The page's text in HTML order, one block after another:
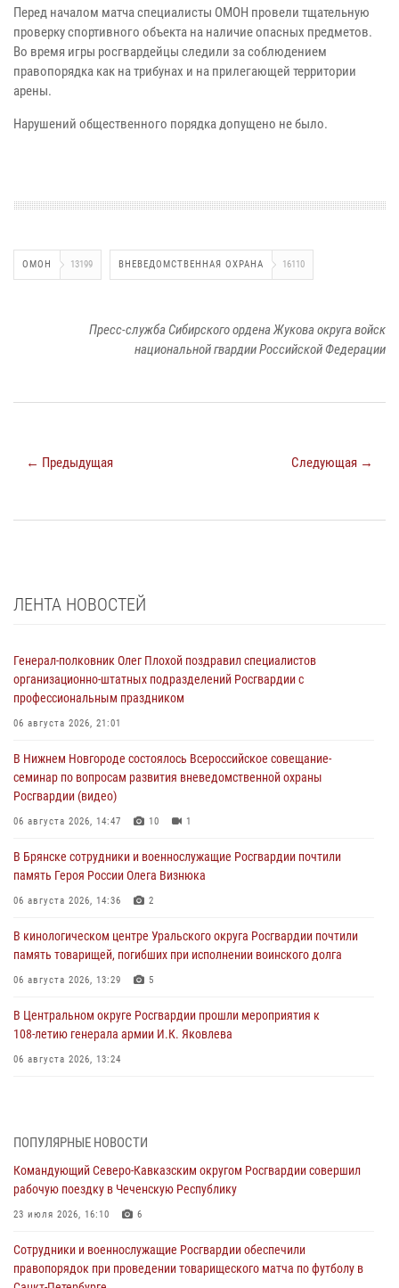
Перед началом матча специалисты ОМОН провели тщательную
проверку спортивного объекта на наличие опасных предметов.
Во время игры росгвардейцы следили за соблюдением
правопорядка как на трибунах и на прилегающей территории
арены.
Нарушений общественного порядка допущено не было.
ОМОН 13199 ВНЕВЕДОМСТВЕННАЯ ОХРАНА 16110
Пресс-служба Сибирского ордена Жукова округа войск
национальной гвардии Российской Федерации
← Предыдущая Следующая →
ЛЕНТА НОВОСТЕЙ
Генерал-полковник Олег Плохой поздравил специалистов
организационно-штатных подразделений Росгвардии с
профессиональным праздником
06 августа 2026, 21:01
В Нижнем Новгороде состоялось Всероссийское совещание-
семинар по вопросам развития вневедомственной охраны
Росгвардии (видео)
06 августа 2026, 14:47 10 1
В Брянске сотрудники и военнослужащие Росгвардии почтили
память Героя России Олега Визнюка
06 августа 2026, 14:36 2
В кинологическом центре Уральского округа Росгвардии почтили
память товарищей, погибших при исполнении воинского долга
06 августа 2026, 13:29 5
В Центральном округе Росгвардии прошли мероприятия к
108‑летию генерала армии И.К. Яковлева
06 августа 2026, 13:24
06 августа 2026, 12:35 1
Росгвардейцы провели выставку вооружения для участников сбора
«Гвардеец» в Пензе (видео)
06 августа 2026, 12:00
В Курске росгвардейцы приняли участие в митинге, посвященном
второй годовщине вторжения ВСУ на территорию области
ПОПУЛЯРНЫЕ НОВОСТИ
Командующий Северо-Кавказским округом Росгвардии совершил
рабочую поездку в Чеченскую Республику
23 июля 2026, 16:10 6
Сотрудники и военнослужащие Росгвардии обеспечили
правопорядок при проведении товарищеского матча по футболу в